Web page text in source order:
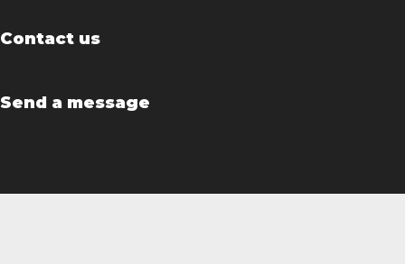
Contact us
Send a message